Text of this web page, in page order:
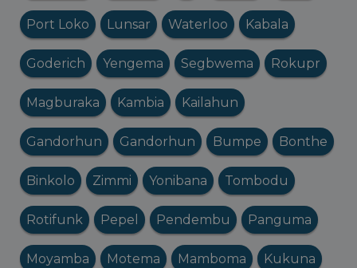
Port Loko Lunsar Waterloo Kabala
Goderich Yengema Segbwema Rokupr
Magburaka Kambia Kailahun
Gandorhun Gandorhun Bumpe Bonthe
Binkolo Zimmi Yonibana Tombodu
Rotifunk Pepel Pendembu Panguma
Moyamba Motema Mamboma Kukuna